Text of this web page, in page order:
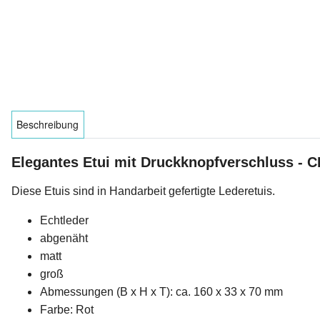
Beschreibung
Elegantes Etui mit Druckknopfverschluss -
Diese Etuis sind in Handarbeit gefertigte Lederetuis.
Echtleder
abgenäht
matt
groß
Abmessungen (B x H x T): ca. 160 x 33 x 70 mm
Farbe: Rot